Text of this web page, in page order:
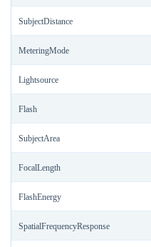
SubjectDistance
MeteringMode
Lightsource
Flash
SubjectArea
FocalLength
FlashEnergy
SpatialFrequencyResponse